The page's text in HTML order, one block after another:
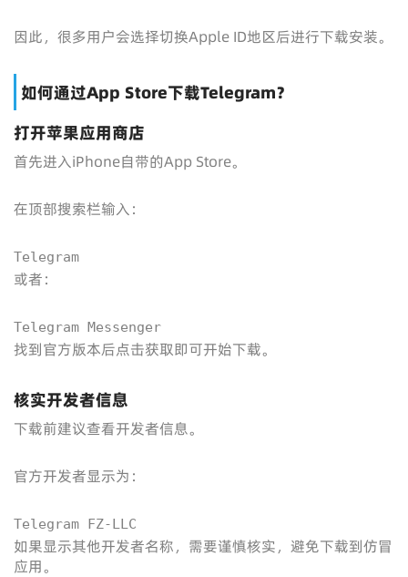
因此，很多用户会选择切换Apple ID地区后进行下载安装。
如何通过App Store下载Telegram？
打开苹果应用商店
首先进入iPhone自带的App Store。
在顶部搜索栏输入：
Telegram
或者：
Telegram Messenger
找到官方版本后点击获取即可开始下载。
核实开发者信息
下载前建议查看开发者信息。
官方开发者显示为：
Telegram FZ-LLC
如果显示其他开发者名称，需要谨慎核实，避免下载到仿冒
应用。